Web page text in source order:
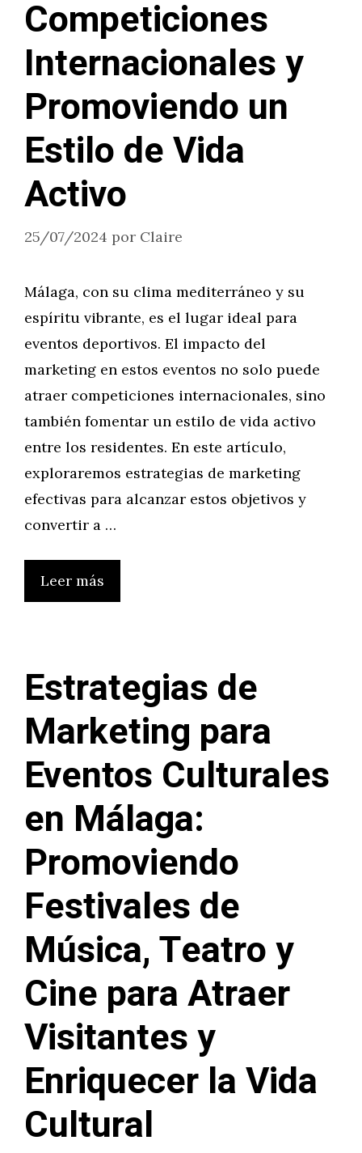
Competiciones
Internacionales y
Promoviendo un
Estilo de Vida
Activo
25/07/2024 por Claire
Málaga, con su clima mediterráneo y su
espíritu vibrante, es el lugar ideal para
eventos deportivos. El impacto del
marketing en estos eventos no solo puede
atraer competiciones internacionales, sino
también fomentar un estilo de vida activo
entre los residentes. En este artículo,
exploraremos estrategias de marketing
efectivas para alcanzar estos objetivos y
convertir a …
Leer más
Estrategias de
Marketing para
Eventos Culturales
en Málaga:
Promoviendo
Festivales de
Música, Teatro y
Cine para Atraer
Visitantes y
Enriquecer la Vida
Cultural